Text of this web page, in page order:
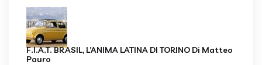
F.I.A.T. BRASIL, L’ANIMA LATINA DI TORINO Di Matteo
Pauro